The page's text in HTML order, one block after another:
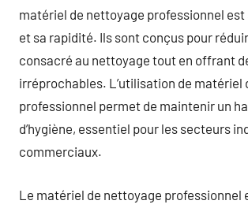
matériel de nettoyage professionnel
et sa rapidité. Ils sont conçus pour
consacré au nettoyage tout en offrant
irréprochables. L’utilisation de matériel
professionnel permet de maintenir un
d’hygiène, essentiel pour les secteurs
commerciaux.
Le matériel de nettoyage professionnel